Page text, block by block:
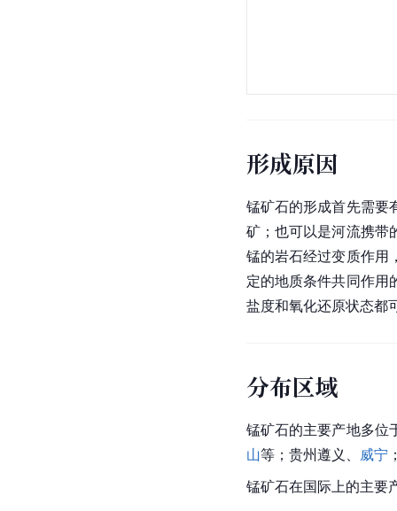
形成原因
锰矿石的形成首先需要
矿；也可以是河流携带
锰的岩石经过变质作用
定的地质条件共同作用
盐度和氧化还原状态都
分布区域
锰矿石的主要产地多位
山等；贵州遵义、 威宁
锰矿石在国际上的主要